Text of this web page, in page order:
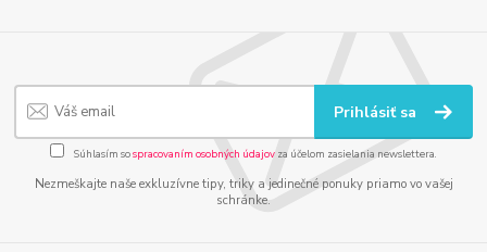
Prihlásiť sa
Súhlasím sospracovaním osobných údajov za účelom zasielania newslettera.
Nezmeškajte naše exkluzívne tipy, triky a jedinečné ponuky priamo vo vašej
schránke.